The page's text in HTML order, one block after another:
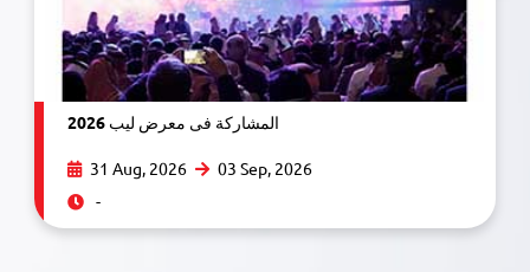
المشاركة فى معرض ليب 2026
31 Aug, 2026
03 Sep, 2026
-